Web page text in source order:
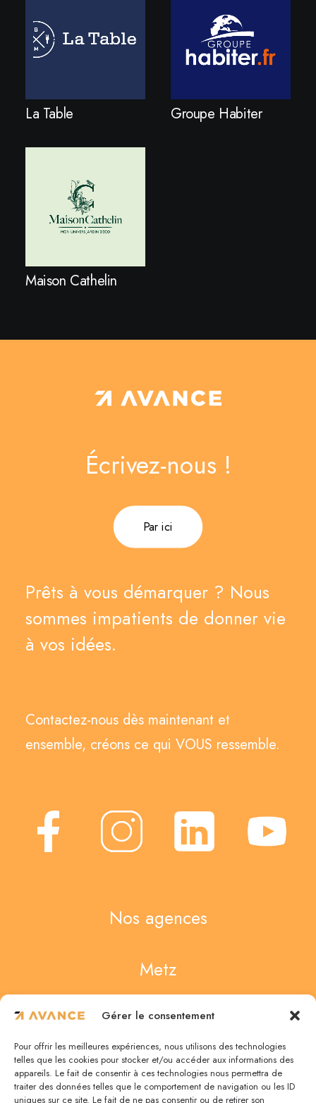
Gérer le consentement
Pour offrir les meilleures expériences, nous utilisons des technologies
telles que les cookies pour stocker et/ou accéder aux informations des
appareils. Le fait de consentir à ces technologies nous permettra de
traiter des données telles que le comportement de navigation ou les ID
uniques sur ce site. Le fait de ne pas consentir ou de retirer son
La Table Groupe Habiter
Maison Cathelin
Écrivez-nous !
Par ici
Prêts à vous démarquer ? Nous
sommes impatients de donner vie
à vos idées.
Contactez-nous dès maintenant et
ensemble, créons ce qui VOUS ressemble.
Nos agences
Metz
4 Rue des Noisetiers
03 87 75 67 47